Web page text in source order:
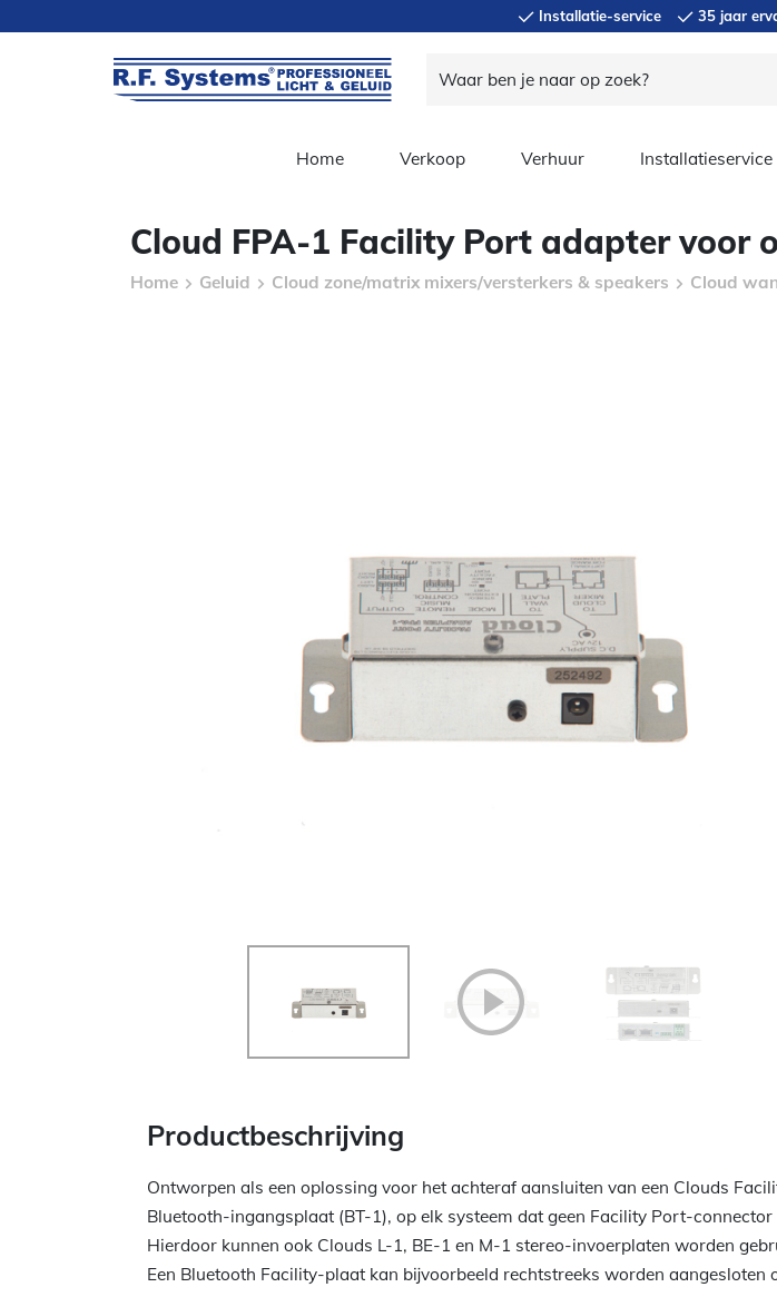
Installatie-service 35 jaar
Home Verkoop Verhuur Installatieservice
Cloud FPA-1 Facility Port adapter voor
Home Geluid Cloud zone/matrix mixers/versterkers & speakers Cloud
Productbeschrijving
Ontworpen als een oplossing voor het achteraf aansluiten van een Clouds
Bluetooth-ingangsplaat (BT-1), op elk systeem dat geen Facility Port-connector
Hierdoor kunnen ook Clouds L-1, BE-1 en M-1 stereo-invoerplaten worden
Een Bluetooth Facility-plaat kan bijvoorbeeld rechtstreeks worden aangesloten